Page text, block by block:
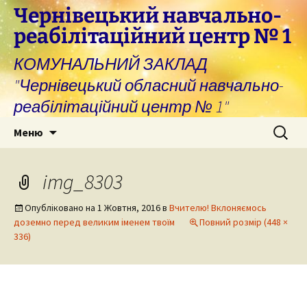
Перейти
до
вмісту
Чернівецький навчально-
реабілітаційний центр № 1
КОМУНАЛЬНИЙ ЗАКЛАД
"Чернівецький обласний навчально-
реабілітаційний центр № 1"
Меню Пошук:
img_8303
Опубліковано на 1 Жовтня, 2016в Вчителю! Вклоняємось
доземно перед великим іменем твоїм
Повний розмір (448 ×
336)